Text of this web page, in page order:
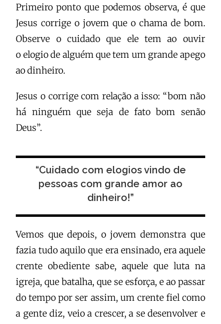
Primeiro ponto que podemos observa, é que
Jesus corrige o jovem que o chama de bom.
Observe o cuidado que ele tem ao ouvir
o elogio de alguém que tem um grande apego
ao dinheiro.
Jesus o corrige com relação a isso: “bom não
há ninguém que seja de fato bom senão
Deus”.
“Cuidado com elogios vindo de
pessoas com grande amor ao
dinheiro!”
Vemos que depois, o jovem demonstra que
fazia tudo aquilo que era ensinado, era aquele
crente obediente sabe, aquele que luta na
igreja, que batalha, que se esforça, e ao passar
do tempo por ser assim, um crente fiel como
a gente diz, veio a crescer, a se desenvolver e